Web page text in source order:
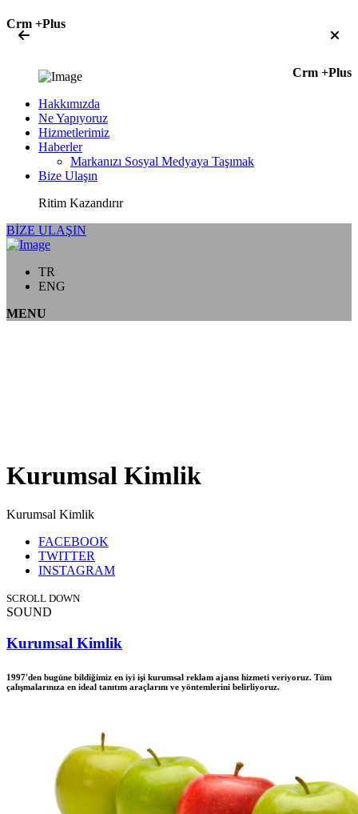
Crm +Plus
Crm +Plus
Hakkımızda
Ne Yapıyoruz
Hizmetlerimiz
Haberler
Markanızı Sosyal Medyaya Taşımak
Bize Ulaşın
Ritim Kazandırır
BİZE ULAŞIN
TR
ENG
MENU
Kurumsal Kimlik
Kurumsal Kimlik
FACEBOOK
TWITTER
INSTAGRAM
SCROLL DOWN
SOUND
Kurumsal Kimlik
1997'den bugüne bildiğimiz en iyi işi kurumsal reklam ajansı hizmeti veriyoruz. Tüm
çalışmalarınıza en ideal tanıtım araçlarını ve yöntemlerini belirliyoruz.